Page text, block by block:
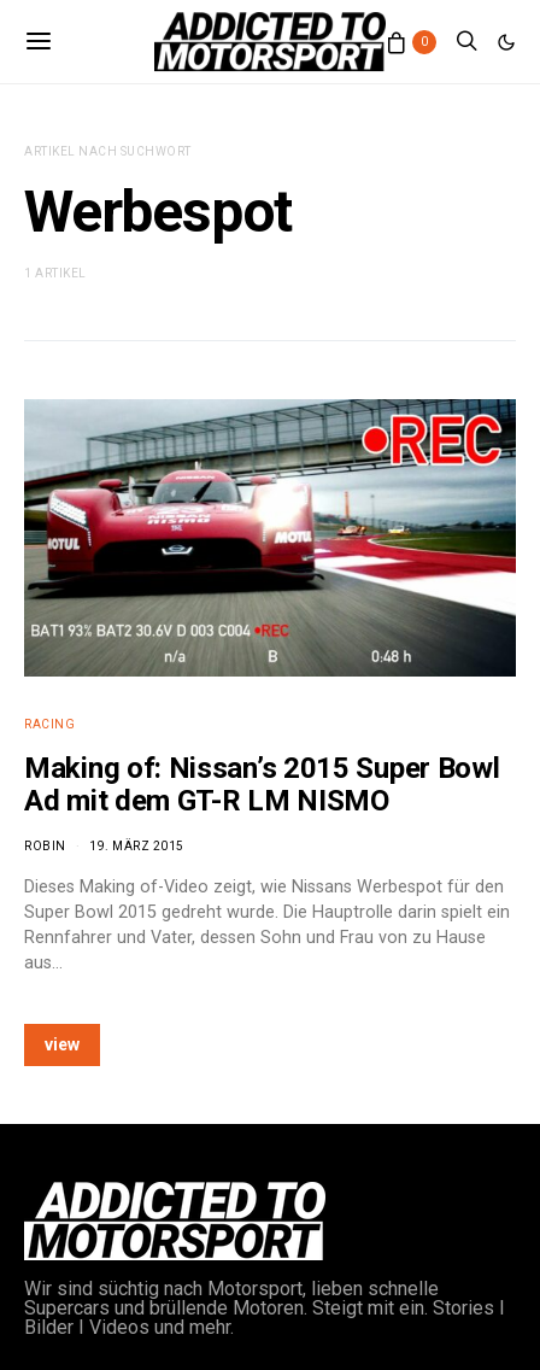
0
ARTIKEL NACH SUCHWORT
Werbespot
1 ARTIKEL
RACING
Making of: Nissan’s 2015 Super Bowl
Ad mit dem GT-R LM NISMO
ROBIN 19. MÄRZ 2015
Dieses Making of-Video zeigt, wie Nissans Werbespot für den
Super Bowl 2015 gedreht wurde. Die Hauptrolle darin spielt ein
Rennfahrer und Vater, dessen Sohn und Frau von zu Hause
aus…
view
Wir sind süchtig nach Motorsport, lieben schnelle
Supercars und brüllende Motoren. Steigt mit ein. Stories I
Bilder I Videos und mehr.